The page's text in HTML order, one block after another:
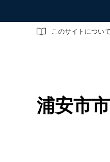
このサイトについて
サイト内検索
浦安市